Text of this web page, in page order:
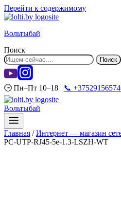
Перейти к содержимому
Вольтыбай
Поиск
Поиск
🕒 Пн–Пт 10–18 | 📞
Вольтыбай
Главная / Интернет — магазин
PC-UTP-RJ45-5e-1.3-LSZH-WT